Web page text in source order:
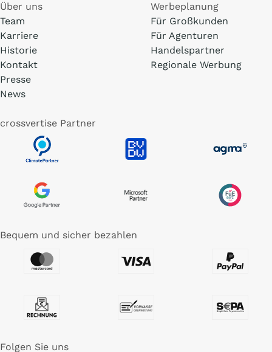
Über uns
Team
Karriere
Historie
Kontakt
Presse
News
Werbeplanung
Für Großkunden
Für Agenturen
Handelspartner
Regionale Werbung
crossvertise Partner
Bequem und sicher bezahlen
Folgen Sie uns